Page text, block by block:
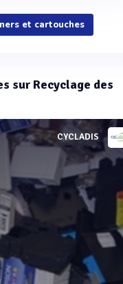
et cartouches
sur Recyclage des
CYCLADIS